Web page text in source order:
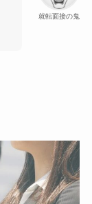
就転面接の鬼